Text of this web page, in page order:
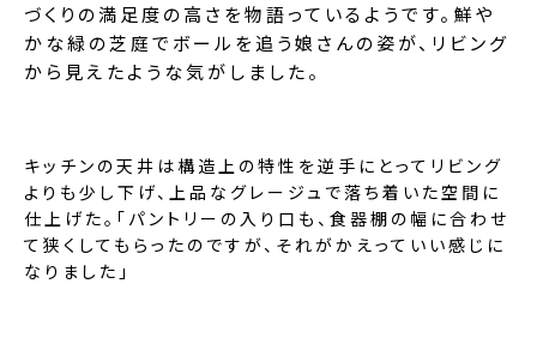
づくりの満足度の高さを物語っているようです。鮮や
かな緑の芝庭でボールを追う娘さんの姿が、リビング
から見えたような気がしました。
キッチンの天井は構造上の特性を逆手にとってリビング
よりも少し下げ、上品なグレージュで落ち着いた空間に
仕上げた。「パントリーの入り口も、食器棚の幅に合わせ
て狭くしてもらったのですが、それがかえっていい感じに
なりました」